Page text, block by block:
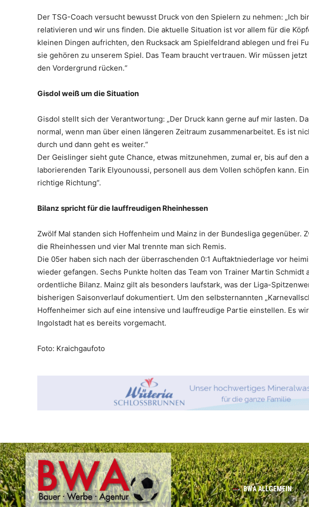
Der TSG-Coach versucht bewusst Druck von den Spielern zu nehmen: „Ich
relativieren und wir uns finden. Die aktuelle Situation ist vor allem für die
kleinen Dingen aufrichten, den Rucksack am Spielfeldrand ablegen und frei
sie gehören zu unserem Spiel. Das Team braucht vertrauen. Wir müssen
den Vordergrund rücken.“
Gisdol weiß um die Situation
Gisdol stellt sich der Verantwortung: „Der Druck kann gerne auf mir lasten.
normal, wenn man über einen längeren Zeitraum zusammenarbeitet. Es ist
durch und dann geht es weiter.“
Der Geislinger sieht gute Chance, etwas mitzunehmen, zumal er, bis auf den
laborierenden Tarik Elyounoussi, personell aus dem Vollen schöpfen kann.
richtige Richtung“.
Bilanz spricht für die lauffreudigen Rheinhessen
Zwölf Mal standen sich Hoffenheim und Mainz in der Bundesliga gegenüber.
die Rheinhessen und vier Mal trennte man sich Remis.
Die 05er haben sich nach der überraschenden 0:1 Auftaktniederlage vor
wieder gefangen. Sechs Punkte holten das Team von Trainer Martin Schmidt
ordentliche Bilanz. Mainz gilt als besonders laufstark, was der Liga-
bisherigen Saisonverlauf dokumentiert. Um den selbsternannten
Hoffenheimer sich auf eine intensive und lauffreudige Partie einstellen. Es
Ingolstadt hat es bereits vorgemacht.
Foto: Kraichgaufoto
BWA ALLGEMEIN